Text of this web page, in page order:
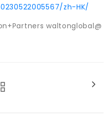
zh-HK/
waltonglobal@